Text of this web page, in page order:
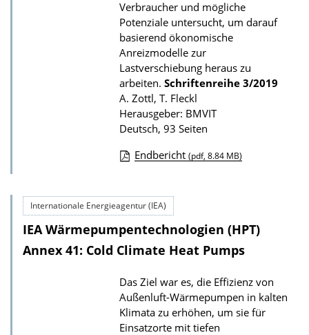
b
l
i
k
a
t
i
n
Verbraucher und mögliche
Potenziale untersucht, um darauf
basierend ökonomische
Anreizmodelle zur
Lastverschiebung heraus zu
arbeiten. Schriftenreihe 3/2019
A. Zottl, T. Fleckl
Herausgeber: BMVIT
Deutsch, 93 Seiten
w
n
l
a
d
s
Endbericht (pdf, 8.84 MB)
Internationale Energieagentur (IEA)
IEA Wärmepumpentechnologien (HPT)
Annex 41: Cold Climate Heat Pumps
Das Ziel war es, die Effizienz von
Außenluft-Wärmepumpen in kalten
Klimata zu erhöhen, um sie für
Einsatzorte mit tiefen